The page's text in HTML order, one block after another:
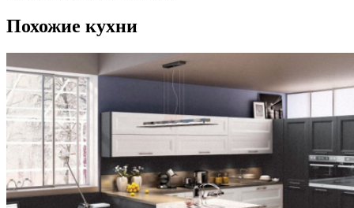
Похожие кухни